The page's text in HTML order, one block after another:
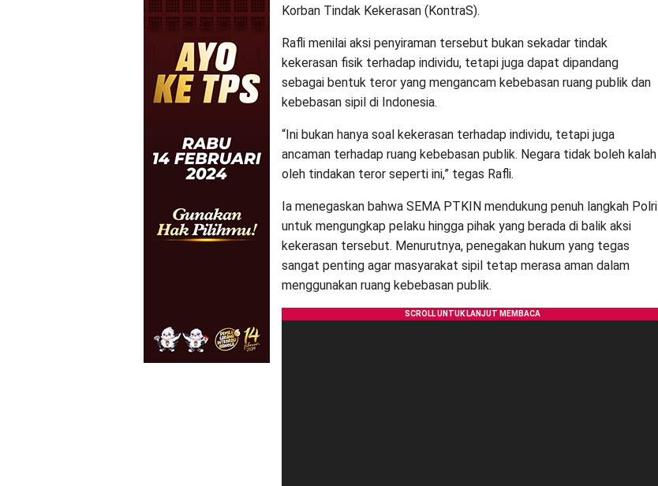
Korban Tindak Kekerasan (KontraS).
Rafli menilai aksi penyiraman tersebut bukan sekadar tindak
kekerasan fisik terhadap individu, tetapi juga dapat dipandang
sebagai bentuk teror yang mengancam kebebasan ruang publik dan
kebebasan sipil di Indonesia.
“Ini bukan hanya soal kekerasan terhadap individu, tetapi juga
ancaman terhadap ruang kebebasan publik. Negara tidak boleh kalah
oleh tindakan teror seperti ini,” tegas Rafli.
Ia menegaskan bahwa SEMA PTKIN mendukung penuh langkah Polri
untuk mengungkap pelaku hingga pihak yang berada di balik aksi
kekerasan tersebut. Menurutnya, penegakan hukum yang tegas
sangat penting agar masyarakat sipil tetap merasa aman dalam
menggunakan ruang kebebasan publik.